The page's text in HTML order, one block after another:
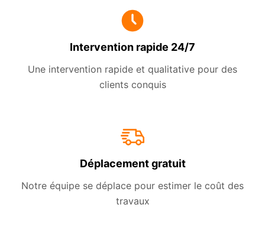
Intervention rapide 24/7
Une intervention rapide et qualitative pour des
clients conquis
Déplacement gratuit
Notre équipe se déplace pour estimer le coût des
travaux